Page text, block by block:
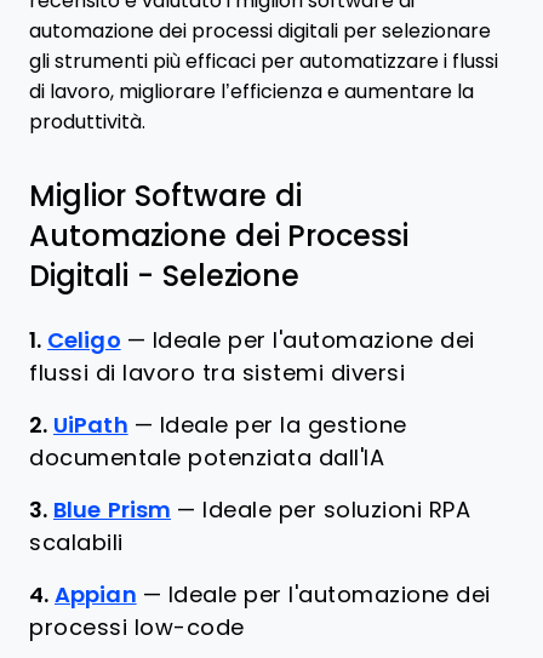
automazione dei processi digitali per selezionare
gli strumenti più efficaci per automatizzare i flussi
di lavoro, migliorare l’efficienza e aumentare la
produttività.
Miglior Software di
Automazione dei Processi
Digitali - Selezione
1. Celigo — Ideale per l'automazione dei
flussi di lavoro tra sistemi diversi
2. UiPath — Ideale per la gestione
documentale potenziata dall'IA
3. Blue Prism —
Ideale per soluzioni RPA
scalabili
4. Appian — Ideale per l'automazione dei
processi low-code